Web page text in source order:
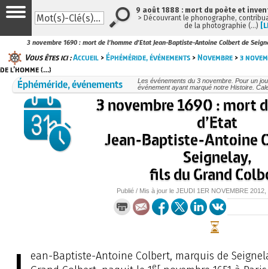
3 novembre 1690 : mort de l’homme d’Etat Jean-Baptiste-Antoine Colbert de
Vous êtes ici :Accueil >Éphéméride, événements >Novembre >3
de l’homme (…)
Éphéméride, événements
Les événements du 3 novembre. Pour un
événement ayant marqué notre Histoire.
3 novembre 1690 : mort
d’Etat
Jean-Baptiste-Antoine
Seignelay,
fils du Grand
Publié / Mis à jour le JEUDI 1ER NOVEMBRE 2012,
ean-Baptiste-Antoine Colbert, marquis de
er
9 août 1888 : mort du poète et
> Découvrant le phonographe,
de la photographie (…)